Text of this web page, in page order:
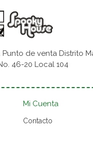
de venta Distrito
46-20 Local 104
Mi Cuenta
Contacto